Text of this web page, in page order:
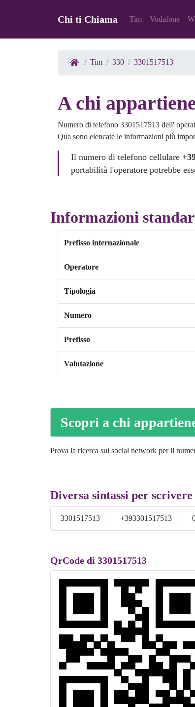
Chi ti Chiama Tim Vodafone
Tim 330 3301517513
A chi
Numero di telefono 3301517513 dell'
Qua sono elencate le informazioni più
Il numero di telefono cellulare
portabilità l'operatore potrebbe
Informazioni
Prefisso internazionale
Operatore
Tipologia
Numero
Prefisso
Valutazione
Scopri a chi
Prova la ricerca sui social network per il
Diversa sintassi per
3301517513 +393301517513
QrCode di 3301517513